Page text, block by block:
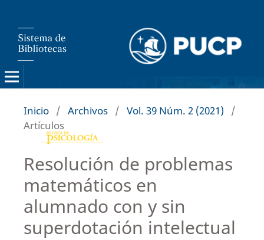
Inicio / Archivos / Vol. 39 Núm. 2 (2021)
/
Artículos
Resolución de problemas
matemáticos en
alumnado con y sin
superdotación intelectual